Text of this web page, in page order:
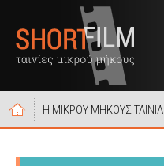
Η ΜΙΚΡΟΥ ΜΗΚΟΥΣ ΤΑΙΝΙΑ